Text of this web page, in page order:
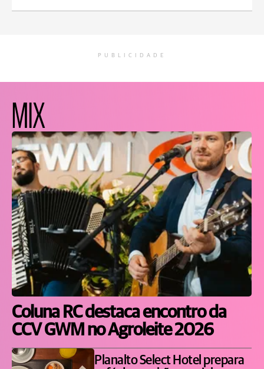
PUBLICIDADE
MIX
Coluna RC destaca encontro da
CCV GWM no Agroleite 2026
Planalto Select Hotel prepara